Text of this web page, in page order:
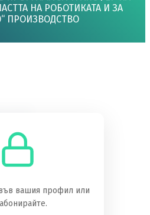
НА РОБОТИКАТА И ЗА
ПРОИЗВОДСТВО
за да получите
на абонамент
вашия профил или